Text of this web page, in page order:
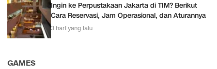
Ingin ke Perpustakaan Jakarta di TIM? Berikut
Cara Reservasi, Jam Operasional, dan Aturannya
3 hari yang lalu
GAMES